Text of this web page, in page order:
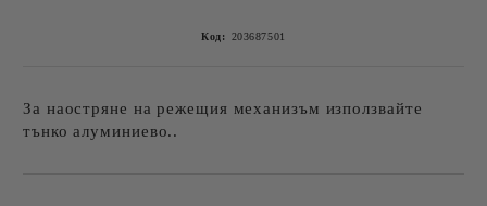
Код: 203687501
За наостряне на режещия механизъм използвайте
тънко алуминиево..